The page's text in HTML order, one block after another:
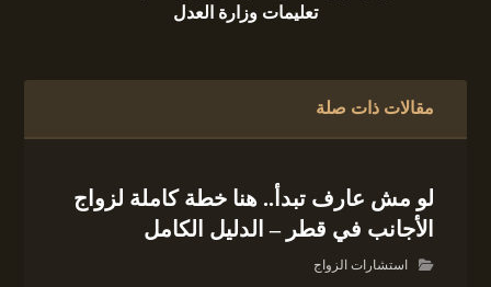
تعليمات وزارة العدل
مقالات ذات صلة
لو مش عارف تبدأ.. هنا خطة كاملة لزواج
الأجانب في قطر – الدليل الكامل
استشارات الزواج